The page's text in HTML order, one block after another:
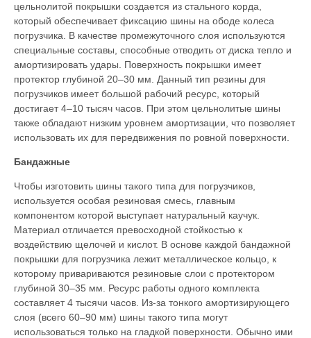
цельнолитой покрышки создается из стального корда,
который обеспечивает фиксацию шины на ободе колеса
погрузчика. В качестве промежуточного слоя используются
специальные составы, способные отводить от диска тепло и
амортизировать удары. Поверхность покрышки имеет
протектор глубиной 20–30 мм. Данный тип резины для
погрузчиков имеет большой рабочий ресурс, который
достигает 4–10 тысяч часов. При этом цельнолитые шины
также обладают низким уровнем амортизации, что позволяет
использовать их для передвижения по ровной поверхности.
Бандажные
Чтобы изготовить шины такого типа для погрузчиков,
используется особая резиновая смесь, главным
компонентом которой выступает натуральный каучук.
Материал отличается превосходной стойкостью к
воздействию щелочей и кислот. В основе каждой бандажной
покрышки для погрузчика лежит металлическое кольцо, к
которому привариваются резиновые слои с протектором
глубиной 30–35 мм. Ресурс работы одного комплекта
составляет 4 тысячи часов. Из-за тонкого амортизирующего
слоя (всего 60–90 мм) шины такого типа могут
использоваться только на гладкой поверхности. Обычно ими